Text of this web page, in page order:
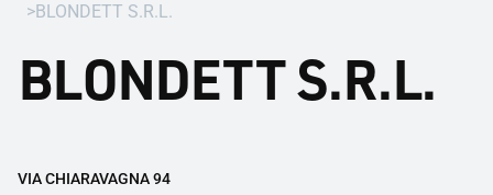
BLONDETT S.R.L.
BLONDETT S.R.L.
VIA CHIARAVAGNA 94